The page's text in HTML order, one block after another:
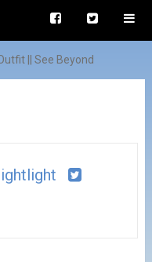
|| See Beyond